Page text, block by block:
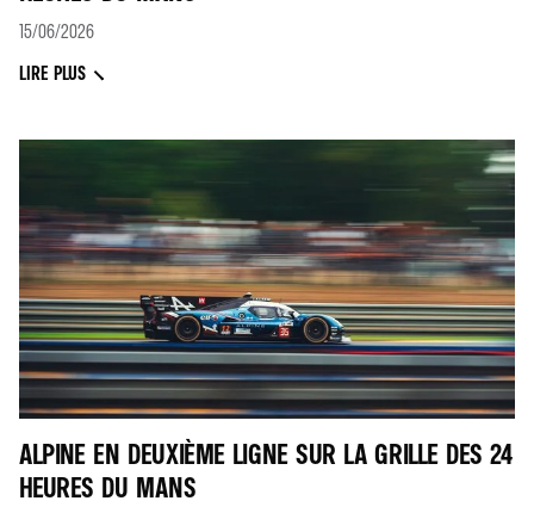
15/06/2026
LIRE PLUS
ALPINE EN DEUXIÈME LIGNE SUR LA GRILLE DES 24
HEURES DU MANS